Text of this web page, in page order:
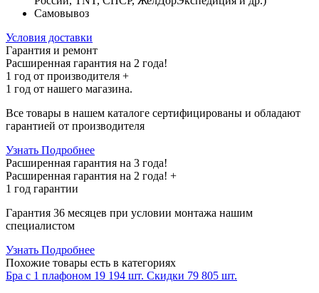
Самовывоз
Условия доставки
Гарантия и ремонт
Расширенная гарантия на 2 года!
1 год от производителя +
1 год от нашего магазина.
Все товары в нашем каталоге сертифицированы и обладают
гарантией от производителя
Узнать Подробнее
Расширенная гарантия на 3 года!
Расширенная гарантия на 2 года! +
1 год гарантии
Гарантия 36 месяцев при условии монтажа нашим
специалистом
Узнать Подробнее
Похожие товары есть в категориях
Бра с 1 плафоном 19 194 шт. Скидки 79 805 шт.